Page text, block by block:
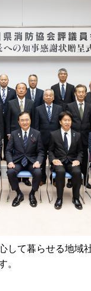
て暮らせる地域
。